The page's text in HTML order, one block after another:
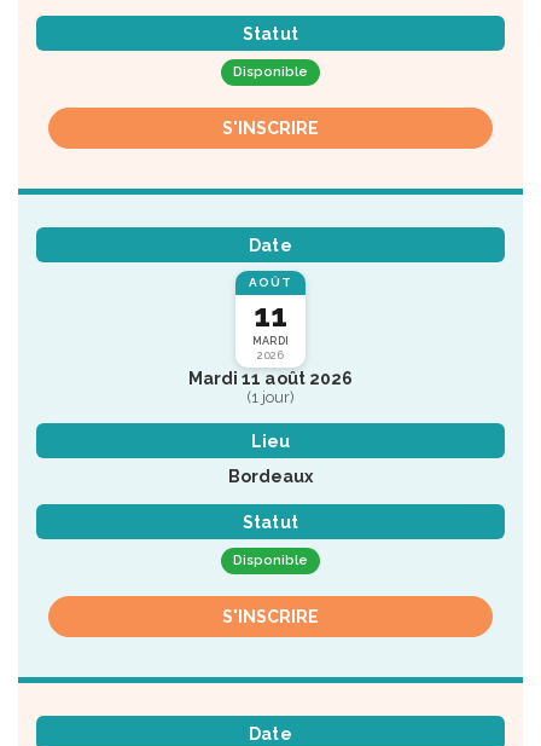
Statut
Disponible
S'INSCRIRE
Date
AOÛT
11
MARDI
2026
Mardi 11 août 2026
(1 jour)
Lieu
Bordeaux
Statut
Disponible
S'INSCRIRE
Date